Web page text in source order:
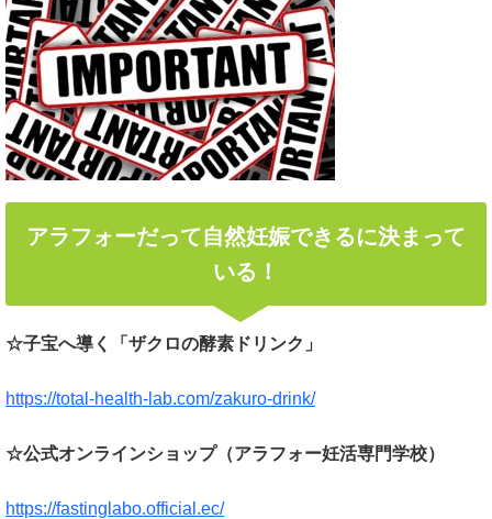
アラフォーだって自然妊娠できるに決まって
いる！
☆子宝へ導く「ザクロの酵素ドリンク」
https://total-health-lab.com/zakuro-drink/
☆公式オンラインショップ（アラフォー妊活専門学校）
https://fastinglabo.official.ec/